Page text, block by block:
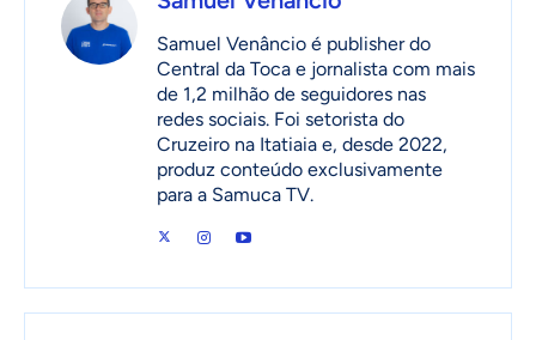
Samuel Venâncio é publisher do
Central da Toca e jornalista com mais
de 1,2 milhão de seguidores nas
redes sociais. Foi setorista do
Cruzeiro na Itatiaia e, desde 2022,
produz conteúdo exclusivamente
para a Samuca TV.